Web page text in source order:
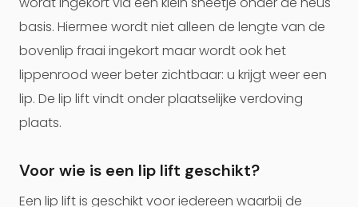
basis. Hiermee wordt niet alleen de lengte van de
bovenlip fraai ingekort maar wordt ook het
lippenrood weer beter zichtbaar: u krijgt weer een
lip. De lip lift vindt onder plaatselijke verdoving
plaats.
Voor wie is een lip lift geschikt?
Een lip lift is geschikt voor iedereen waarbij de